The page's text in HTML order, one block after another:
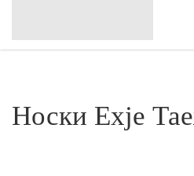
Носки Exje